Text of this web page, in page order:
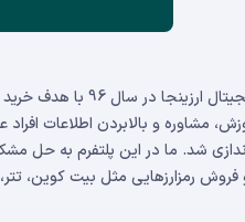
صرافی ارز دیجیتال ارزینجا
مشاوره و بالابردن اطلاعات افراد
شد. ما در این پلتفرم به حل
رمزارزهایی مثل بیت کوین، تتر،